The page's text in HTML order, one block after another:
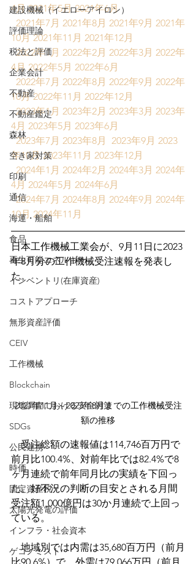
建設機械（イエローアイロン）
評価理論
税法と評価
企業会計
不動産
不動産鑑定
森林
空き家対策
印刷
通信
海運・船舶
食品
再生可能エネルギー
インベントリ(在庫資産)
コストアプローチ
無形資産評価
CEIV
工作機械
Blockchain
現地調査における安全対策
SDGs
公民連携
時価
固定資産税
太陽光発電の評価
インフラ・社会資本
ゲコノミスト
4月 2021年5月 2021年6月
2021年7月 2021年8月 2021年9月 2021年
10月 2021年11月 2021年12月
2022年1月 2022年2月 2022年3月 2022年
4月 2022年5月 2022年6月
2022年7月 2022年8月 2022年9月 2022年
10月 2022年11月 2022年12月
2023年1月 2023年2月 2023年3月 2023年
4月 2023年5月 2023年6月
2023年7月 2023年8月 2023年9月 2023
年10月 2023年11月 2023年12月
2024年1月 2024年2月 2024年3月 2024年
4月 2024年5月 2024年6月
2024年7月 2024年8月 2024年9月 2024年
10月 2024年11月
日本工作機械工業会が、9月11日に2023
年8月分の工作機械受注速報を発表し
た。
2021年11月～2023年8月までの工作機械受注
額の推移
受注総額の速報値は114,746百万円で
前月比100.4%、対前年比では82.4%で8
ヶ月連続で前年同月比の実績を下回っ
た。好不況の判断の目安とされる月間
受注額1,000億円は30か月連続で上回っ
ている。
地域別では内需は35,680百万円（前月